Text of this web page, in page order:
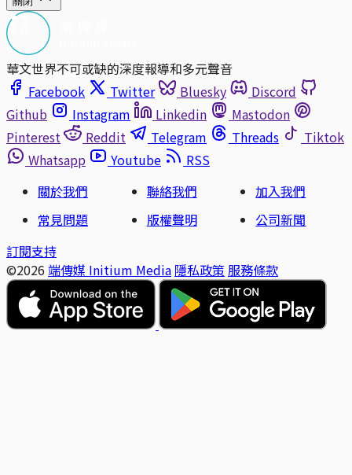
華文世界不可或缺的深度報導和多元聲音
Facebook
Twitter Bluesky
Discord
Github
Instagram Linkedin
Mastodon
Pinterest
Reddit Telegram Threads
Tiktok
Whatsapp
Youtube
RSS
關於我們
聯絡我們
加入我們
常見問題
版權聲明
公司新聞
訂閱支持
©2026 端傳媒 Initium Media 隱私政策 服務條款